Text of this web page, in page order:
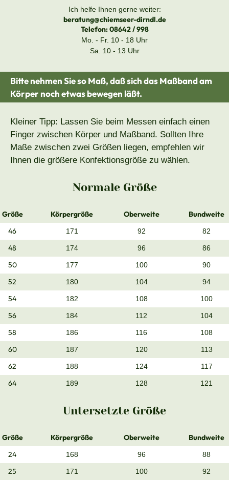
Ich helfe Ihnen gerne weiter:
beratung@chiemseer-dirndl.de
Telefon:08642 / 998
Mo. - Fr. 10 - 18 Uhr
Sa. 10 - 13 Uhr
Bitte nehmen Sie so Maß, daß sich das Maßband am
Körper noch etwas bewegen läßt.
Kleiner Tipp: Lassen Sie beim Messen einfach einen
Finger zwischen Körper und Maßband. Sollten Ihre
Maße zwischen zwei Größen liegen, empfehlen wir
Ihnen die größere Konfektionsgröße zu wählen.
Normale Größe
Größe Körpergröße Oberweite
Bundweite
46
171 92 82
48 174 96 86
50 177 100 90
52 180 104 94
54 182 108 100
56 184 112 104
58 186 116 108
60 187 120 113
62 188 124 117
64 189 128 121
Untersetzte Größe
Größe Körpergröße Oberweite
Bundweite
24
168 96 88
25 171 100 92